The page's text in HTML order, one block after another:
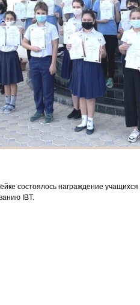
состоялось награждение
IBT.